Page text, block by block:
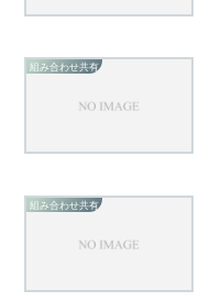
組み合わせ共有
組み合わせ共有